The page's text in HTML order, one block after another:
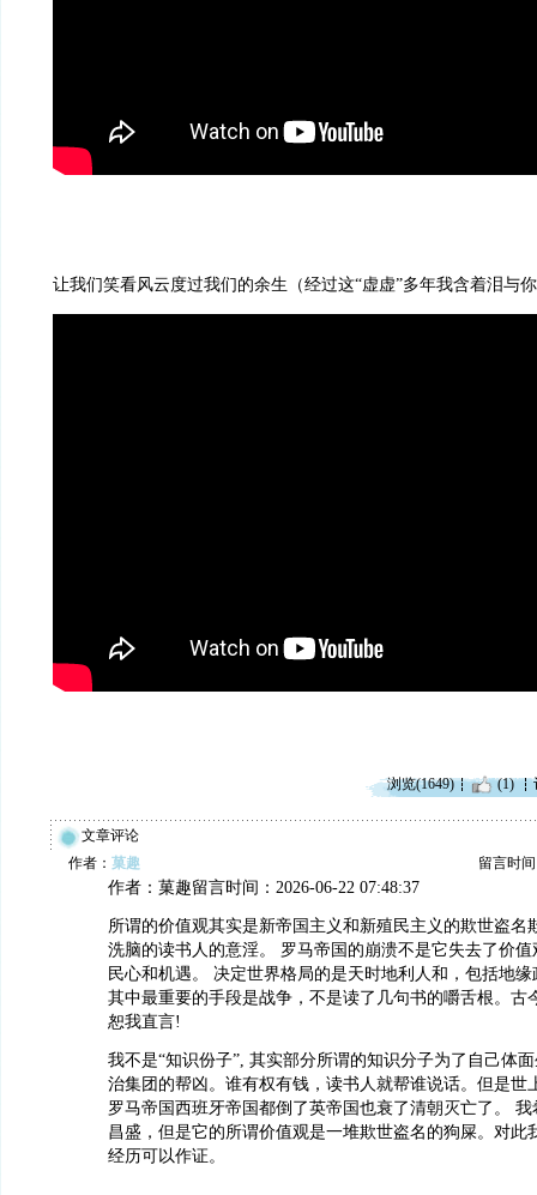
让我们笑看风云度过我们的余生（经过这“虚虚”多年我含着泪与
浏览(1649) (1)
文章评论
作者： 菓趣 留言时间
作者：菓趣留言时间：2026-06-22 07:48:37
所谓的价值观其实是新帝国主义和新殖民主义的欺世盗名
洗脑的读书人的意淫。 罗马帝国的崩溃不是它失去了价
民心和机遇。 决定世界格局的是天时地利人和，包括地
其中最重要的手段是战争，不是读了几句书的嚼舌根。古
恕我直言!
我不是“知识份子”, 其实部分所谓的知识分子为了自己体
治集团的帮凶。谁有权有钱，读书人就帮谁说话。但是世
罗马帝国西班牙帝国都倒了英帝国也衰了清朝灭亡了。
昌盛，但是它的所谓价值观是一堆欺世盗名的狗屎。对此
经历可以作证。